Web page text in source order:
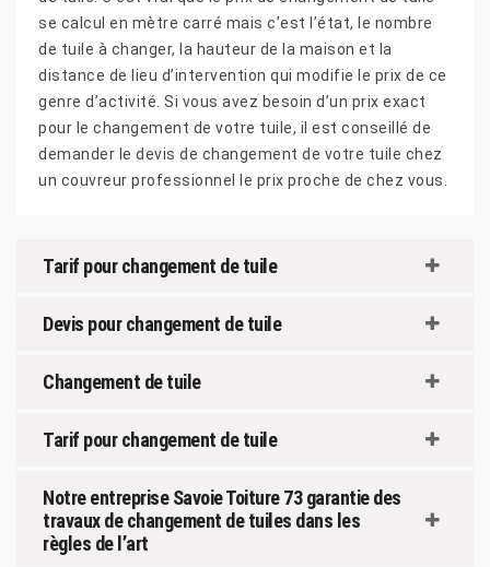
se calcul en mètre carré mais c’est l’état, le nombre
de tuile à changer, la hauteur de la maison et la
distance de lieu d’intervention qui modifie le prix de ce
genre d’activité. Si vous avez besoin d’un prix exact
pour le changement de votre tuile, il est conseillé de
demander le devis de changement de votre tuile chez
un couvreur professionnel le prix proche de chez vous.
Tarif pour changement de tuile
Devis pour changement de tuile
Changement de tuile
Tarif pour changement de tuile
Notre entreprise Savoie Toiture 73 garantie des
travaux de changement de tuiles dans les
règles de l’art